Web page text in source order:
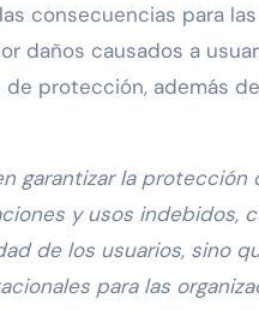
consecuencias para
daños causados a
de protección, además
garantizar la
y usos indebidos,
de los usuarios, sino
para las